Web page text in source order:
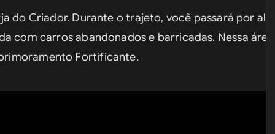
do Criador. Durante o trajeto, você passará por
com carros abandonados e barricadas. Nessa
Fortificante.